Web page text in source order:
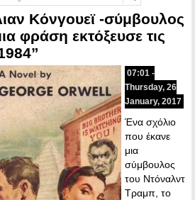
Κόνγουεϊ -σύμβουλος
φράση εκτόξευσε τις
07:01 -
Thursday, 26
January, 2017
Ένα σχόλιο
που έκανε
μια
σύμβουλος
του Ντόναλντ
Τραμπ, το